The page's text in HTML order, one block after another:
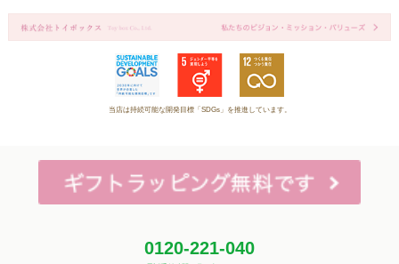
当店は持続可能な開発目標「SDGs」を推進しています。
0120-221-040